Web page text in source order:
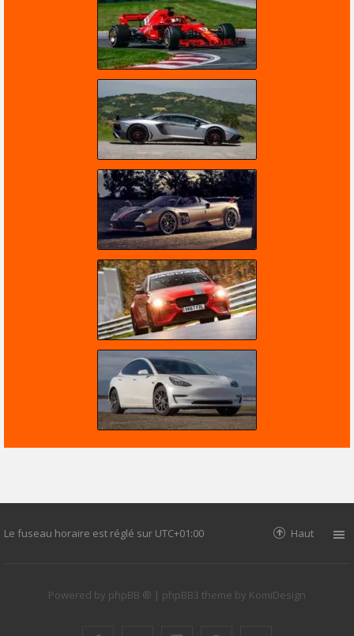
Le fuseau horaire est réglé sur UTC+01:00 Haut
Powered by phpBB ® | phpBB3 theme by KomiDesign